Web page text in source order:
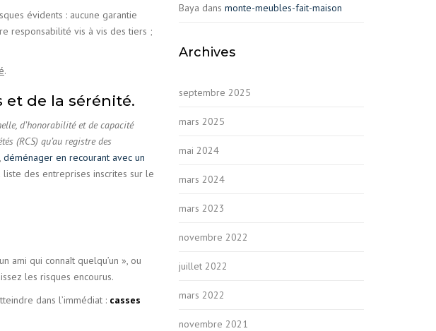
évidents : aucune garantie
responsabilité vis à vis des tiers ;
.
et de la sérénité.
d’honorabilité et de capacité
(RCS) qu’au registre des
déménager en recourant avec un
des entreprises inscrites sur le
ami qui connaît quelqu’un », ou
les risques encourus.
dans l’immédiat : casses
Baya dans monte-meubles-fait-maison
Archives
septembre 2025
mars 2025
mai 2024
mars 2024
mars 2023
novembre 2022
juillet 2022
mars 2022
novembre 2021